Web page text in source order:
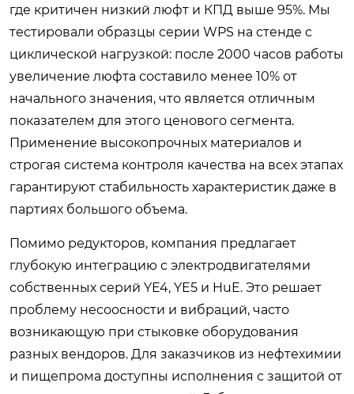
где критичен низкий люфт и КПД выше 95%. Мы
тестировали образцы серии WPS на стенде с
циклической нагрузкой: после 2000 часов работы
увеличение люфта составило менее 10% от
начального значения, что является отличным
показателем для этого ценового сегмента.
Применение высокопрочных материалов и
строгая система контроля качества на всех этапах
гарантируют стабильность характеристик даже в
партиях большого объема.
Помимо редукторов, компания предлагает
глубокую интеграцию с электродвигателями
собственных серий YE4, YE5 и HuE. Это решает
проблему несоосности и вибраций, часто
возникающую при стыковке оборудования
разных вендоров. Для заказчиков из нефтехимии
и пищепрома доступны исполнения с защитой от